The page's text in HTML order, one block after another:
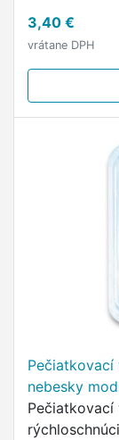
3,40 €
vrátane DPH
Pečiatkovací
nebesky
Pečiatkovací